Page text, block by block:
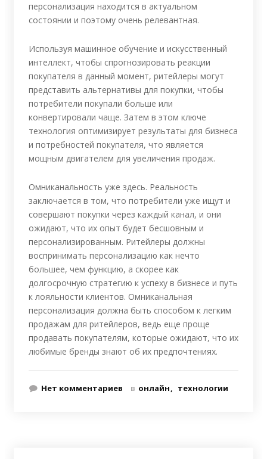
персонализация находится в актуальном
состоянии и поэтому очень релевантная.
Используя машинное обучение и искусственный
интеллект, чтобы спрогнозировать реакции
покупателя в данный момент, ритейлеры могут
представить альтернативы для покупки, чтобы
потребители покупали больше или
конвертировали чаще. Затем в этом ключе
технология оптимизирует результаты для бизнеса
и потребностей покупателя, что является
мощным двигателем для увеличения продаж.
Омниканальность уже здесь. Реальность
заключается в том, что потребители уже ищут и
совершают покупки через каждый канал, и они
ожидают, что их опыт будет бесшовным и
персонализированным. Ритейлеры должны
воспринимать персонализацию как нечто
большее, чем функцию, а скорее как
долгосрочную стратегию к успеху в бизнесе и путь
к лояльности клиентов. Омниканальная
персонализация должна быть способом к легким
продажам для ритейлеров, ведь еще проще
продавать покупателям, которые ожидают, что их
любимые бренды знают об их предпочтениях.
Нет комментариев в онлайн технологии